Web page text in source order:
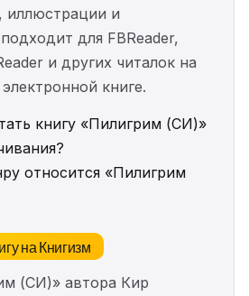
иллюстрации и
для FBReader,
и других читалок на
книге.
книгу «Пилигрим (СИ)»
относится «Пилигрим
на Книгизм
(СИ)» автора Кир